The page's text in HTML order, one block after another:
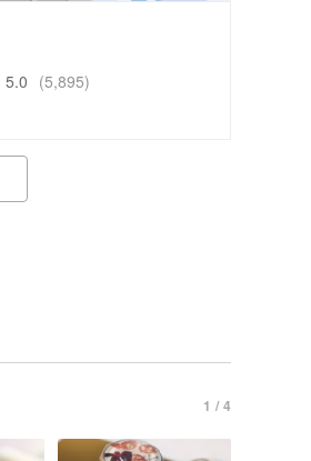
5.0 (5,895)
1 / 4